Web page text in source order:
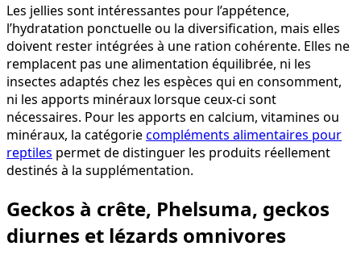
Les jellies sont intéressantes pour l’appétence,
l’hydratation ponctuelle ou la diversification, mais elles
doivent rester intégrées à une ration cohérente. Elles ne
remplacent pas une alimentation équilibrée, ni les
insectes adaptés chez les espèces qui en consomment,
ni les apports minéraux lorsque ceux-ci sont
nécessaires. Pour les apports en calcium, vitamines ou
minéraux, la catégoriecompléments alimentaires pour
reptiles permet de distinguer les produits réellement
destinés à la supplémentation.
Geckos à crête, Phelsuma, geckos
diurnes et lézards omnivores